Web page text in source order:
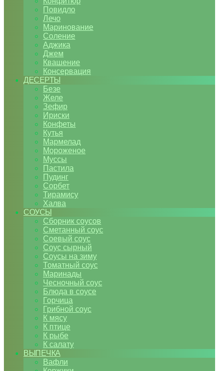
Повидло
Лечо
Маринование
Соление
Аджика
Джем
Квашение
Консервация
ДЕСЕРТЫ
Безе
Желе
Зефир
Ириски
Конфеты
Кутья
Мармелад
Мороженое
Муссы
Пастила
Пудинг
Сорбет
Тирамису
Халва
СОУСЫ
Сборник соусов
Сметанный соус
Соевый соус
Соус сырный
Соусы на зиму
Томатный соус
Маринады
Чесночный соус
Блюда в соусе
Горчица
Грибной соус
К мясу
К птице
К рыбе
К салату
ВЫПЕЧКА
Вафли